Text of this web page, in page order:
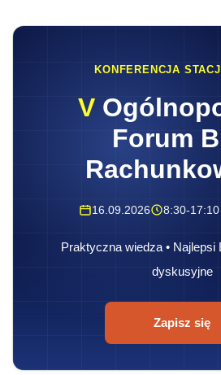
KONFERENCJA
V
Forum
16.09.2026 8:30-17:10
Praktyczna wiedza • Najlepsi
dyskusyjne
Zapisz się